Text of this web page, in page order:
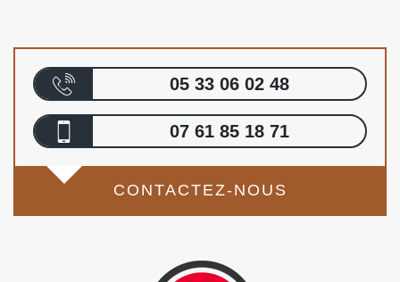
05 33 06 02 48
07 61 85 18 71
CONTACTEZ-NOUS